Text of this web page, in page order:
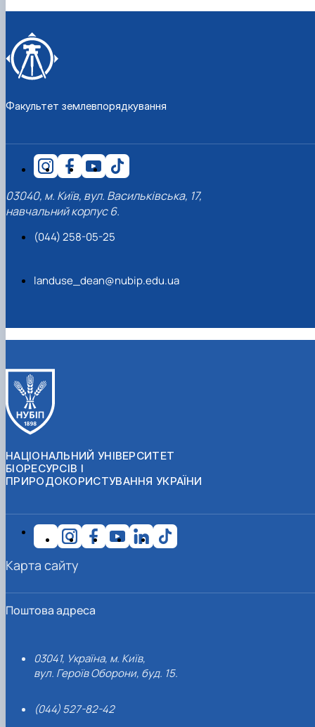
Факультет землевпорядкування
03040, м. Київ, вул. Васильківська, 17,
навчальний корпус 6.
(044) 258-05-25
landuse_dean@nubip.edu.ua
НАЦІОНАЛЬНИЙ УНІВЕРСИТЕТ
БІОРЕСУРСІВ І
ПРИРОДОКОРИСТУВАННЯ УКРАЇНИ
Поштова адреса
03041, Україна, м. Київ,
вул. Героїв Оборони, буд. 15.
(044) 527-82-42
Карта сайту